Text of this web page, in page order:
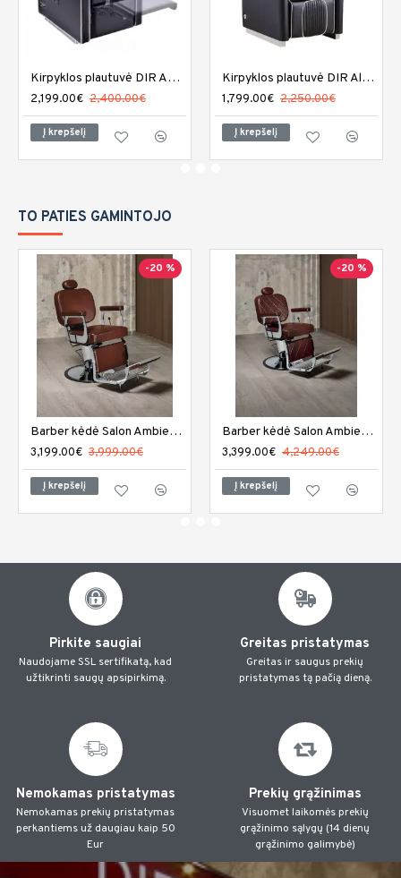
Kirpyklos plautuvė DIR Adriano
2,199.00€ 2,400.00€
Į krepšelį
Kirpyklos plautuvė DIR Alpine
1,799.00€ 2,250.00€
Į krepšelį
TO PATIES GAMINTOJO
-20 %
Barber kėdė Salon Ambience Elite
3,199.00€ 3,999.00€
Į krepšelį
-20 %
Barber kėdė Salon Ambience Elite plius
3,399.00€ 4,249.00€
Į krepšelį
Pirkite saugiai
Naudojame SSL sertifikatą, kad
užtikrinti saugų apsipirkimą.
Greitas pristatymas
Greitas ir saugus prekių
pristatymas tą pačią dieną.
Nemokamas pristatymas
Nemokamas prekių pristatymas
perkantiems už daugiau kaip 50
Eur
Prekių grąžinimas
Visuomet laikomės prekių
grąžinimo sąlygų (14 dienų
grąžinimo galimybė)